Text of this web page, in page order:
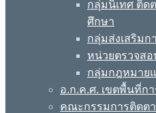
กลุ่มนิเทศ ติด
ศึกษา
กลุ่มส่งเสริมก
หน่วยตรวจส
กลุ่มกฎหมาย
อ.ก.ค.ศ. เขตพื้นที่ก
คณะกรรมการติดต